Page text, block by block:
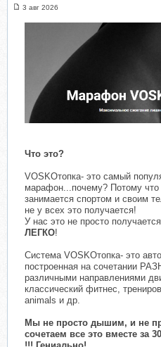
3 авг 2026
Что это?
VOSKOтопка- это самый
марафон...почему? Потому что
занимается спортом и своим
не у всех это получается!
У нас это не просто
ЛЕГКО!
Система VOSKOтопка- это
построенная на сочетании
различными направлениями
классический фитнес,
animals и др.
Мы не просто дышим, и не
сочетаем все это вместе за